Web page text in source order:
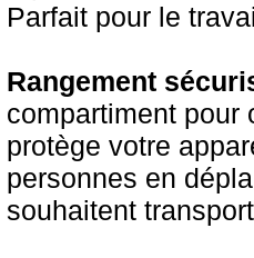
Parfait pour le
Rangement
compartiment pour
protège votre
personnes en
souhaitent